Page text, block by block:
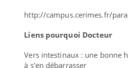
http://campus.cerimes.fr/
Liens pourquoi Docteur
Vers intestinaux : une bonne
à s'en débarrasser